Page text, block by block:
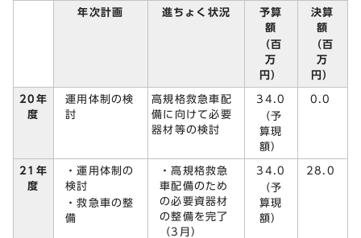
年次計画
進ちょく状況
予算
額
（百
万
円）
決算
額
（百
万
円）
20年
度
運用体制の検
討
高規格救急車配
備に向けて必要
器材等の検討
34.0
（予
算現
額）
0.0
21年
度
・運用体制の
検討
・救急車の整
備
・高規格救急
車配備のため
の必要資器材
の整備を完了
（3月）
34.0
（予
算現
額）
28.0